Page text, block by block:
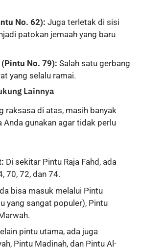
No. 62): Juga terletak di sisi
patokan jemaah yang baru
(Pintu No. 79): Salah satu gerbang
yang selalu ramai.
Lainnya
raksasa di atas, masih banyak
Anda gunakan agar tidak perlu
Di sekitar Pintu Raja Fahd, ada
70, 72, dan 74.
bisa masuk melalui Pintu
yang sangat populer), Pintu
pintu utama, ada juga
Pintu Madinah, dan Pintu Al-